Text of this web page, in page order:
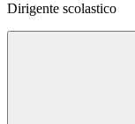
Dirigente scolastico